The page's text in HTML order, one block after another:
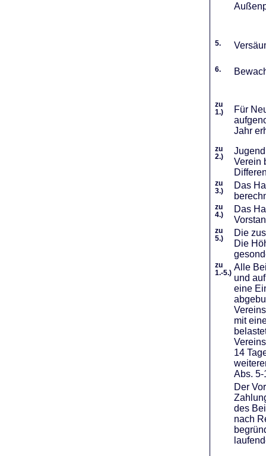
5.
6.
zu
1.)
Für
Jahr
zu
2.)
Verein
zu
3.)
Das
zu
4.)
Das
zu
5.)
Die
Die
zu
1.-5.)
Alle
und
eine
mit
14
Abs.
Der
des
nach